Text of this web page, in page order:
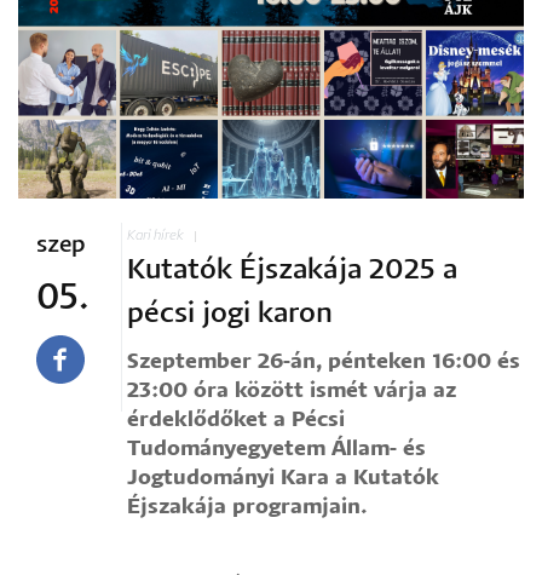
szep
05.
Kari hírek
Kutatók Éjszakája 2025 a
pécsi jogi karon
Szeptember 26-án, pénteken 16:00 és
23:00 óra között ismét várja az
érdeklődőket a Pécsi
Tudományegyetem Állam- és
Jogtudományi Kara a Kutatók
Éjszakája programjain.